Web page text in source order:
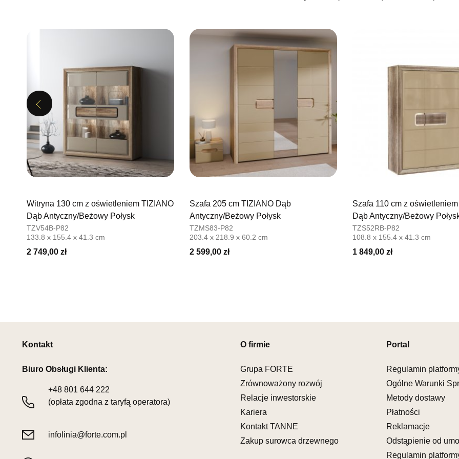
Adres e-
Godziny
Pn-Pt:
SALON
Salon
UL.PLAC
Adres e-
SALON
78-600
Adres e-
Godziny
SALON
Salon
Previous
Witryna 130 cm z oświetleniem TIZIANO
Dąb Antyczny/Beżowy Połysk
TZV54B-P82
133.8 x 155.4 x 41.3 cm
2 749,00 zł
Szafa 205 cm TIZIANO Dąb
Antyczny/Beżowy Połysk
TZMS83-P82
203.4 x 218.9 x 60.2 cm
2 599,00 zł
Szafa 110 cm z
Dąb Antyczny/Beżowy
TZS52RB-P82
108.8 x 155.4 x 41.3 cm
1 849,00 zł
Kontakt
Biuro Obsługi Klienta:
+48 801 644 222
(opłata zgodna z taryfą operatora)
infolinia@forte.com.pl
O firmie
Grupa FORTE
Zrównoważony rozwój
Relacje inwestorskie
Kariera
Kontakt TANNE
Zakup surowca drzewnego
Portal
Regulamin
Ogólne Warunki
Metody dostawy
Płatności
Reklamacje
Odstąpienie od
Regulamin